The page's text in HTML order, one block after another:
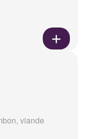
viande